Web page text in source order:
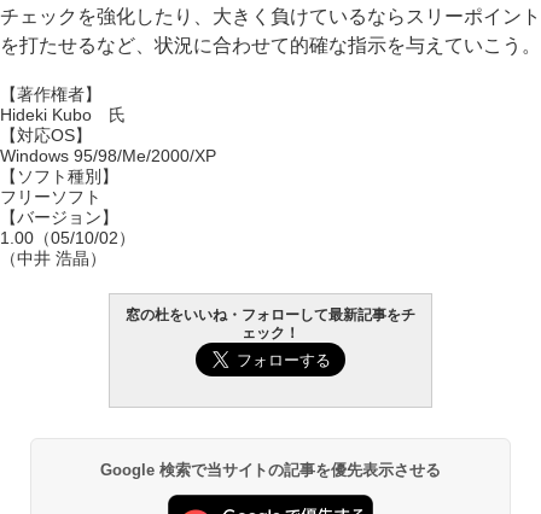
チェックを強化したり、大きく負けているならスリーポイント
を打たせるなど、状況に合わせて的確な指示を与えていこう。
【著作権者】
Hideki Kubo 氏
【対応OS】
Windows 95/98/Me/2000/XP
【ソフト種別】
フリーソフト
【バージョン】
1.00（05/10/02）
（中井 浩晶）
窓の杜をいいね・フォローして最新記事をチ
ェック！
Google 検索で当サイトの記事を優先表示させる